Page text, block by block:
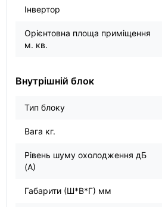
Інвертор
Орієнтовна площа приміщення
м. кв.
Внутрішній блок
Тип блоку
Вага кг.
Рівень шуму охолодження дБ
(А)
Габарити (Ш*В*Г) мм